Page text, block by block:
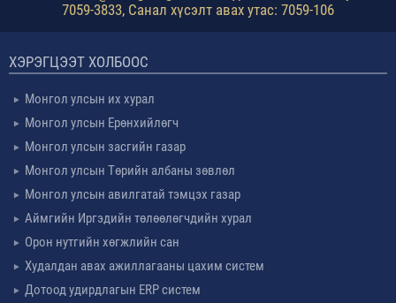
7059-3833, Санал хүсэлт авах утас: 7059-106
ХЭРЭГЦЭЭТ ХОЛБООС
Монгол улсын их хурал
Монгол улсын Ерөнхийлөгч
Монгол улсын засгийн газар
Монгол улсын Төрийн албаны зөвлөл
Монгол улсын авилгатай тэмцэх газар
Аймгийн Иргэдийн төлөөлөгчдийн хурал
Орон нутгийн хөгжлийн сан
Худалдан авах ажиллагааны цахим систем
Дотоод удирдлагын ERP систем